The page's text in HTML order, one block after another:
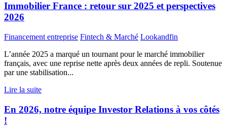
Immobilier France : retour sur 2025 et perspectives
2026
Financement entreprise Fintech & Marché Lookandfin
L’année 2025 a marqué un tournant pour le marché immobilier
français, avec une reprise nette après deux années de repli. Soutenue
par une stabilisation...
Lire la suite
En 2026, notre équipe Investor Relations à vos côtés
!